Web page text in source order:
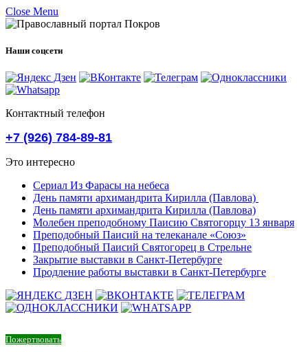
Close Menu
Наши соцсети
Контактный телефон
+7 (926) 784-89-81
Это интересно
Сериал Из Фарасы на небеса
День памяти архимандрита Кирилла (Павлова)
День памяти архимандрита Кирилла (Павлова)
Молебен преподобному Паисию Святогорцу 13 января
Преподобный Паисий на телеканале «Союз»
Преподобный Паисий Святогорец в Стрельне
Закрытие выставки в Санкт-Петербурге
Продление работы выставки в Санкт-Петербурге
Пожертвовать